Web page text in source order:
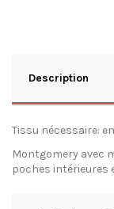
Description
Tissu nécessaire:
Montgomery avec
poches intérieures